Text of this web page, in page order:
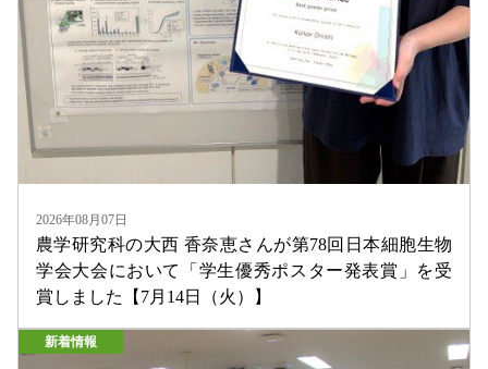
2026年08月07日
農学研究科の大西 香奈恵さんが第78回日本細胞生物
学会大会において「学生優秀ポスター発表賞」を受
賞しました【7月14日（火）】
新着情報